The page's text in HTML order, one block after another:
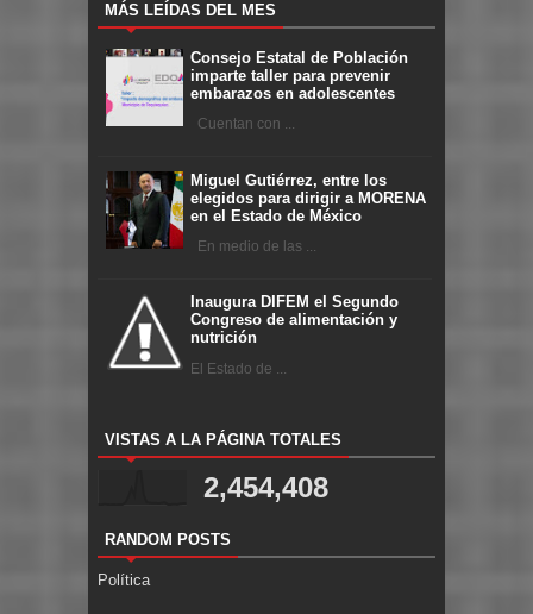
MÁS LEÍDAS DEL MES
Consejo Estatal de Población
imparte taller para prevenir
embarazos en adolescentes
Cuentan con ...
Miguel Gutiérrez, entre los
elegidos para dirigir a MORENA
en el Estado de México
En medio de las ...
Inaugura DIFEM el Segundo
Congreso de alimentación y
nutrición
El Estado de ...
VISTAS A LA PÁGINA TOTALES
2,454,408
RANDOM POSTS
Política